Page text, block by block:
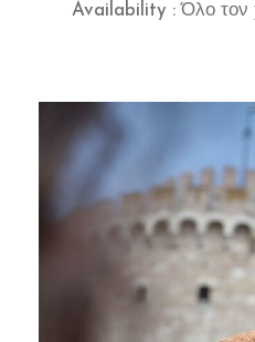
Availability : Όλο τον